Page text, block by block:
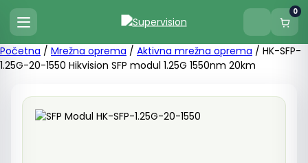
0
Početna / Mrežna oprema / Aktivna mrežna oprema / HK-SFP-
1.25G-20-1550 Hikvision SFP modul 1.25G 1550nm 20km